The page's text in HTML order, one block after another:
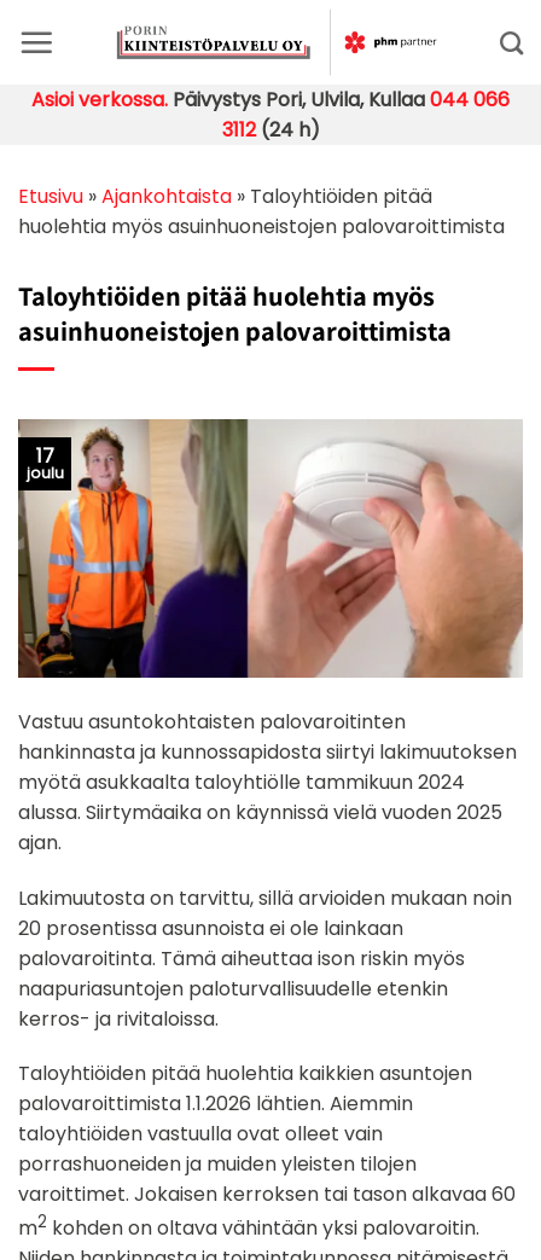
Asioi verkossa. Päivystys Pori, Ulvila, Kullaa044 066
3112(24 h)
Etusivu »Ajankohtaista » Taloyhtiöiden pitää
huolehtia myös asuinhuoneistojen palovaroittimista
Taloyhtiöiden pitää huolehtia myös
asuinhuoneistojen palovaroittimista
17
joulu
Vastuu asuntokohtaisten palovaroitinten
hankinnasta ja kunnossapidosta siirtyi lakimuutoksen
myötä asukkaalta taloyhtiölle tammikuun 2024
alussa. Siirtymäaika on käynnissä vielä vuoden 2025
ajan.
Lakimuutosta on tarvittu, sillä arvioiden mukaan noin
20 prosentissa asunnoista ei ole lainkaan
palovaroitinta. Tämä aiheuttaa ison riskin myös
naapuriasuntojen paloturvallisuudelle etenkin
kerros- ja rivitaloissa.
Taloyhtiöiden pitää huolehtia kaikkien asuntojen
palovaroittimista 1.1.2026 lähtien. Aiemmin
taloyhtiöiden vastuulla ovat olleet vain
porrashuoneiden ja muiden yleisten tilojen
varoittimet. Jokaisen kerroksen tai tason alkavaa 60
m2 kohden on oltava vähintään yksi palovaroitin.